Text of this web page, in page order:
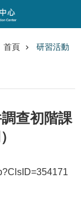
首頁 研習活動
查初階課